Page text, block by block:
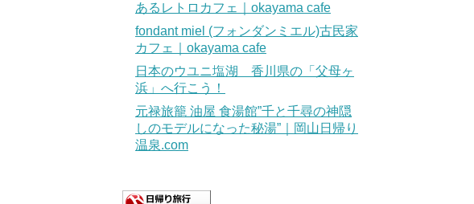
あるレトロカフェ｜okayama cafe
fondant miel (フォンダンミエル)古民家
カフェ｜okayama cafe
日本のウユニ塩湖 香川県の「父母ヶ
浜」へ行こう！
元禄旅籠 油屋 食湯館”千と千尋の神隠
しのモデルになった秘湯”｜岡山日帰り
温泉.com